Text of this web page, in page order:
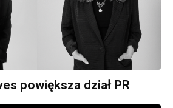
powiększa dział PR